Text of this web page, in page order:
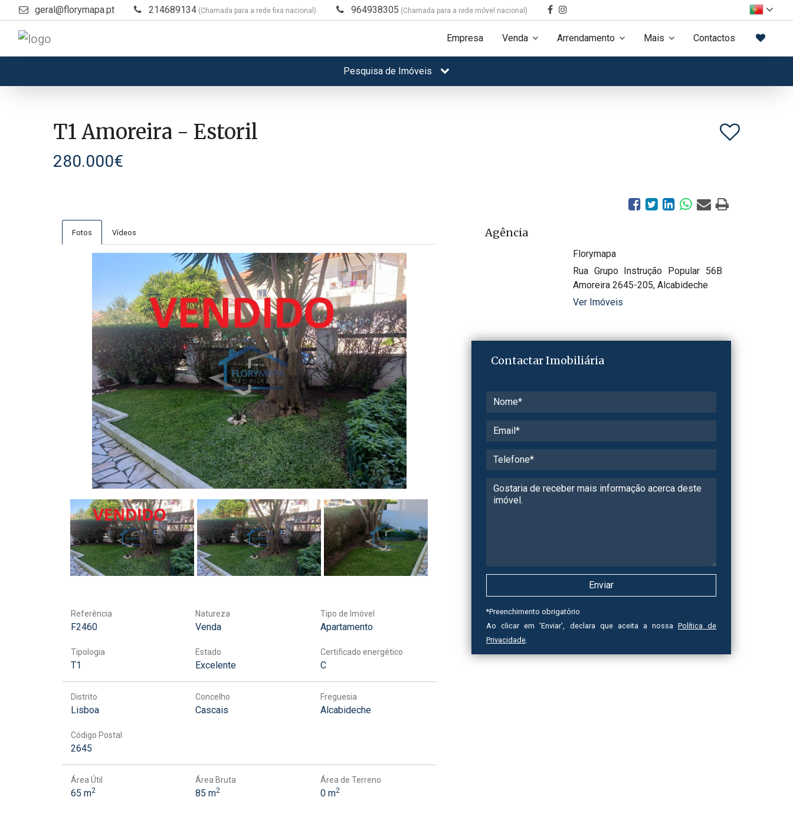
geral@florymapa.pt 214689134 (Chamada para a rede fixa nacional) 964938305 (Chamada para a rede móvel nacional)
Empresa Venda Arrendamento Mais Contactos
Pesquisa de Imóveis
T1 Amoreira - Estoril
280.000€
Fotos Vídeos
Referência
F2460
Natureza
Venda
Tipo de Imóvel
Apartamento
Tipologia
T1
Estado
Excelente
Certificado energético
C
Distrito
Lisboa
Concelho
Cascais
Freguesia
Alcabideche
Código Postal
2645
Área Útil
65 m2
Área Bruta
85 m2
Área de Terreno
0 m2
Agência
Florymapa
Rua Grupo Instrução Popular 56B
Amoreira 2645-205, Alcabideche
Ver Imóveis
Contactar Imobiliária
*Preenchimento obrigatório
Ao clicar em 'Enviar', declara que aceita a nossaPolítica de
Privacidade.